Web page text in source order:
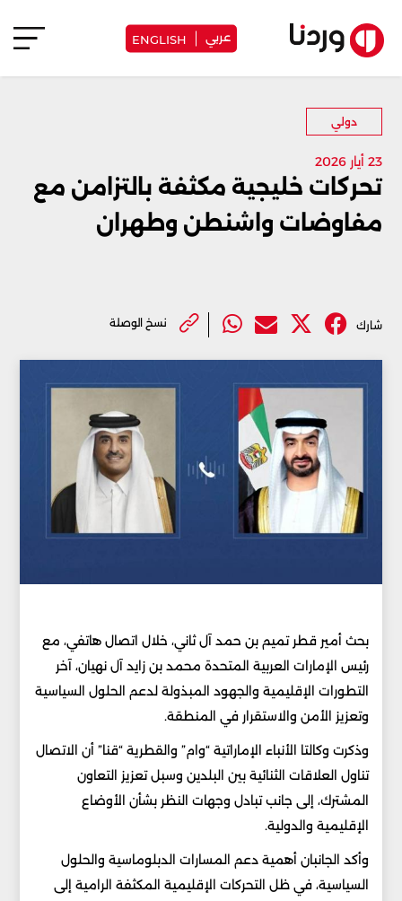
عربي ENGLISH
دولي
23 أيار 2026
تحركات خليجية مكثفة بالتزامن مع
مفاوضات واشنطن وطهران
شارك نسخ الوصلة
بحث أمير قطر تميم بن حمد آل ثاني، خلال اتصال هاتفي، مع
رئيس الإمارات العربية المتحدة محمد بن زايد آل نهيان، آخر
التطورات الإقليمية والجهود المبذولة لدعم الحلول السياسية
وتعزيز الأمن والاستقرار في المنطقة.
وذكرت وكالتا الأنباء الإماراتية “وام” والقطرية “قنا” أن الاتصال
تناول العلاقات الثنائية بين البلدين وسبل تعزيز التعاون
المشترك، إلى جانب تبادل وجهات النظر بشأن الأوضاع
الإقليمية والدولية.
وأكد الجانبان أهمية دعم المسارات الدبلوماسية والحلول
السياسية، في ظل التحركات الإقليمية المكثفة الرامية إلى